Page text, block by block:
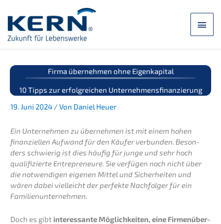
Inhalt
springen
Firma überneh­men ohne Eigenkapital
10 Tipps zur erfolg­rei­chen Unternehmensfinanzierung
19. Juni 2024 / Von Daniel Heuer
Ein Unter­neh­men zu überneh­men ist mit einem hohen
finan­zi­el­len Aufwand für den Käufer verbun­den. Beson­
ders schwie­rig ist dies häufig für junge und sehr hoch
quali­fi­zier­te Entre­pre­neu­re. Sie verfü­gen noch nicht über
die notwen­di­gen eigenen Mittel und Sicher­hei­ten und
wären dabei vielleicht der perfek­te Nachfol­ger für ein
Familienunternehmen.
Doch es gibt inter­es­san­te Möglich­kei­ten, eine Firmen­über­